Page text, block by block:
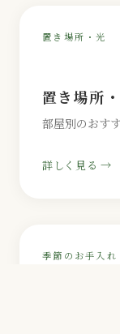
置き場所・光
置き場所
部屋別のおす
詳しく見る →
季節のお手入れ